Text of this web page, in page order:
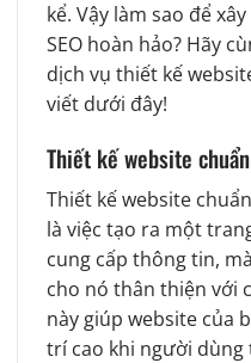
kể. Vậy làm sao để
SEO hoàn hảo? Hãy
dịch vụ thiết kế
viết dưới đây!
Thiết kế website
Thiết kế website
là việc tạo ra một
cung cấp thông tin,
cho nó thân thiện với
này giúp website của
trí cao khi người dùng